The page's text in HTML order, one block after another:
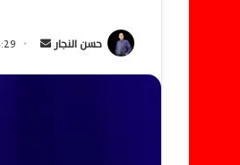
حسن النجار 4:29 م24